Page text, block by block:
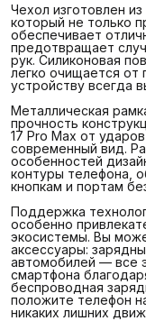
Чехол изготовлен
который не только
обеспечивает
предотвращает
рук. Силиконовая
легко очищается от
устройству всегда
Металлическая
прочность
17 Pro Max от
современный вид.
особенностей
контуры телефона,
кнопкам и портам
Поддержка
особенно
экосистемы. Вы
аксессуары:
автомобилей — все
смартфона
беспроводная
положите телефон
никаких лишних